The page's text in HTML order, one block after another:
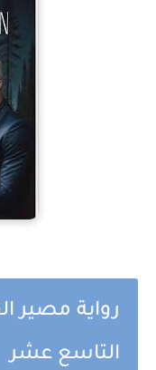
رواية مصير
التاسع عشر